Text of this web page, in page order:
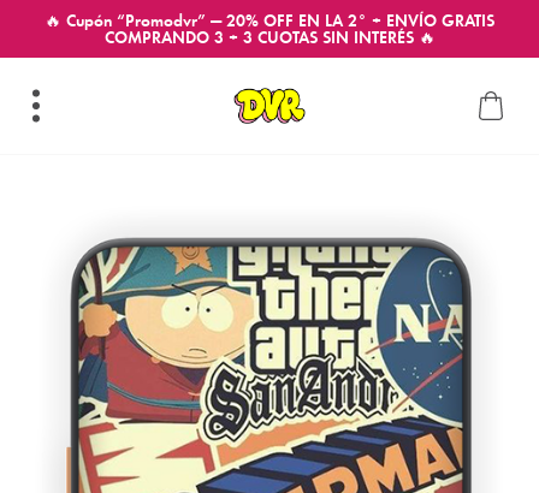
🔥 Cupón “Promodvr” — 20% OFF EN LA 2° + ENVÍO GRATIS
COMPRANDO 3 + 3 CUOTAS SIN INTERÉS 🔥